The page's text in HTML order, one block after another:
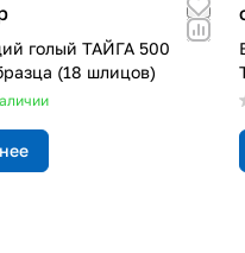
голый ТАЙГА 500
(18 шлицов)